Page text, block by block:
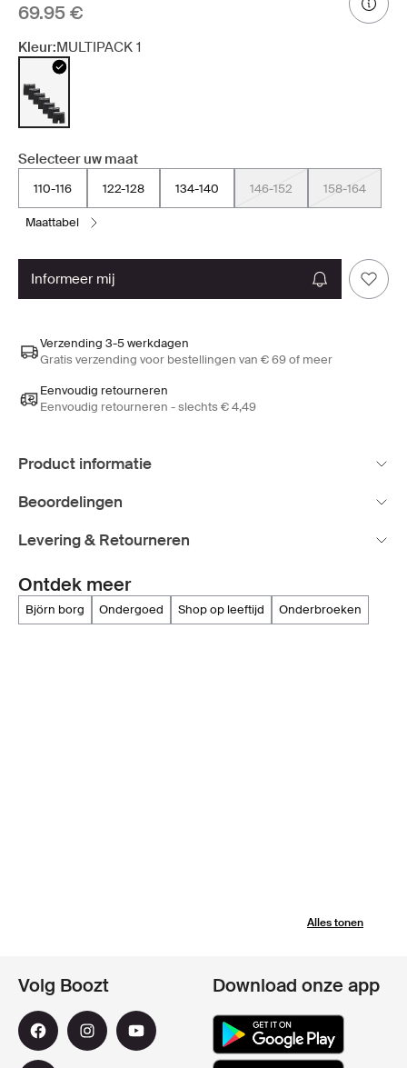
69.95 €
Kleur:MULTIPACK 1
Selecteer uw maat
110-116 122-128 134-140 146-152 158-164
maattabel
informeer mij
Verzending 3-5 werkdagen
Gratis verzending voor bestellingen van € 69 of meer
Eenvoudig retourneren
Eenvoudig retourneren - slechts € 4,49
Product informatie
Beoordelingen
Levering & Retourneren
Ontdek meer
björn borg ondergoed shop op leeftijd onderbroeken
Alles tonen
Volg Boozt Download onze app